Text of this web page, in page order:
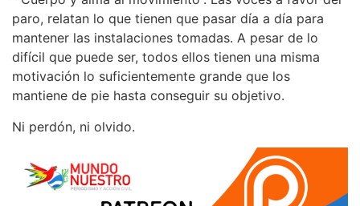
paro, relatan lo que tienen que pasar día a día para
mantener las instalaciones tomadas. A pesar de lo
difícil que puede ser, todos ellos tienen una misma
motivación lo suficientemente grande que los
mantiene de pie hasta conseguir su objetivo.
Ni perdón, ni olvido.